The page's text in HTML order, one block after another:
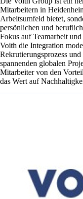
Mitarbeitern in
Arbeitsumfeld bietet,
persönlichen und
Fokus auf Teamarbeit
Voith die Integration
Rekrutierungsprozess
spannenden globalen
Mitarbeiter von den
das Wert auf